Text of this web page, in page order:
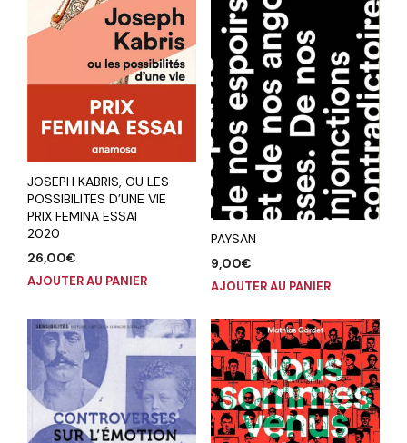
JOSEPH KABRIS, OU LES
POSSIBILITES D’UNE VIE
PRIX FEMINA ESSAI
2020
26,00€
AJOUTER AU PANIER
PAYSAN
9,00€
AJOUTER AU PANIER